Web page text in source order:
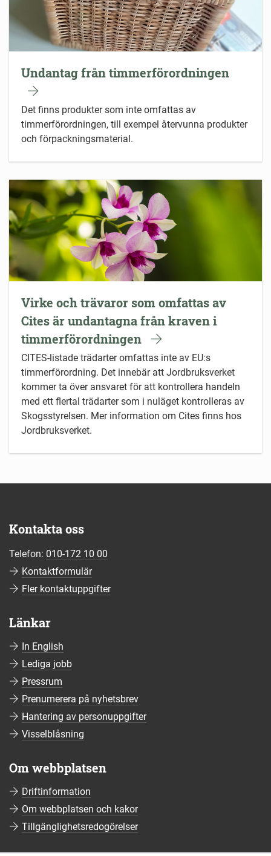
Undantag från timmerförordningen
Det finns produkter som inte omfattas av
timmerförordningen, till exempel återvunna produkter
och förpackningsmaterial.
Virke och trävaror som omfattas av
Cites är undantagna från kraven i
timmerförordningen
CITES-listade trädarter omfattas inte av EU:s
timmerförordning. Det innebär att Jordbruksverket
kommer ta över ansvaret för att kontrollera handeln
med ett flertal trädarter som i nuläget kontrolleras av
Skogsstyrelsen. Mer information om Cites finns hos
Jordbruksverket.
Kontakta oss
Telefon: 010-172 10 00
Kontaktformulär
Fler kontaktuppgifter
Länkar
In English
Lediga jobb
Pressrum
Prenumerera på nyhetsbrev
Hantering av personuppgifter
Visselblåsning
Om webbplatsen
Driftinformation
Om webbplatsen och kakor
Tillgänglighetsredogörelser